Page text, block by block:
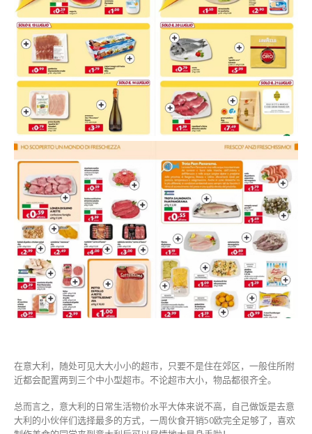
在意大利，随处可见大大小小的超市，只要不是住在郊区，一般住所附
近都会配置两到三个中小型超市。不论超市大小，物品都很齐全。
总而言之，意大利的日常生活物价水平大体来说不高，自己做饭是去意
大利的小伙伴们选择最多的方式，一周伙食开销50欧完全足够了，喜欢